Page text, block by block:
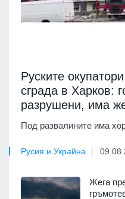
Руските
сграда в Харков:
разрушени, има
Под развалините има
Русия и Украйна
Жега